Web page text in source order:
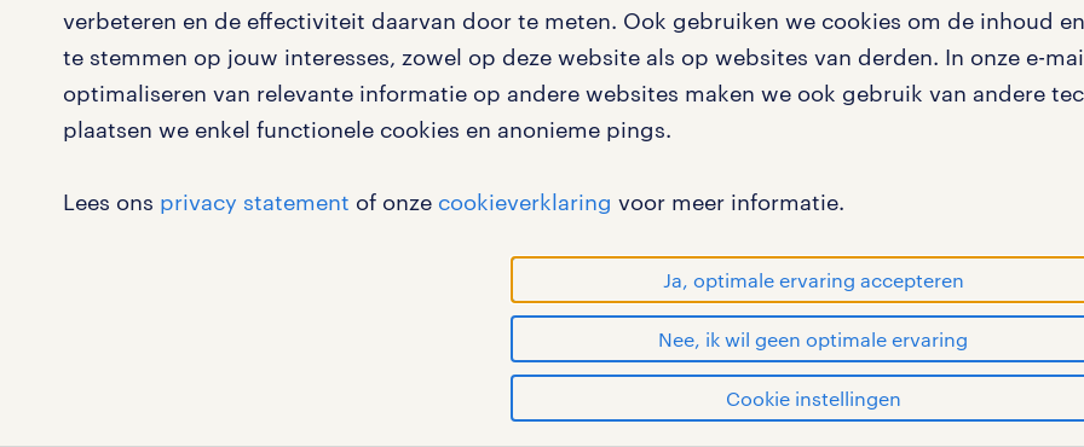
verbeteren en de effectiviteit daarvan door te meten. Ook gebruiken we cookies om de inhoud
te stemmen op jouw interesses, zowel op deze website als op websites van derden. In onze e-
optimaliseren van relevante informatie op andere websites maken we ook gebruik van andere
plaatsen we enkel functionele cookies en anonieme pings.
Lees ons privacy statement of onze cookieverklaring voor meer informatie.
Ja, optimale ervaring accepteren
Nee, ik wil geen optimale ervaring
Cookie instellingen
blogs en artikelen
salarischecker
bruto-netto calculator
klachten en misstanden
werken bij randstad gebruikersvoorwaarden
RANDSTAD, HUMAN FORWARD en SHAPING THE WORLD OF WORK zijn geregistreerde handelsmerken van